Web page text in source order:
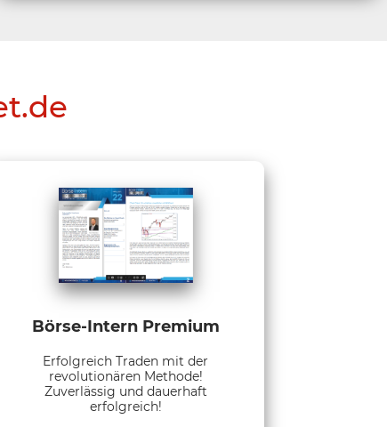
Börse-Intern Premium
Erfolgreich Traden mit der
revolutionären Methode!
Zuverlässig und dauerhaft
erfolgreich!